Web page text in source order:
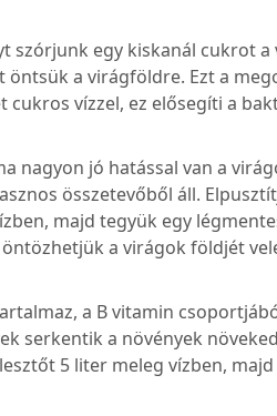
szórjunk egy kiskanál cukrot
öntsük a virágföldre. Ezt a
vízzel, ez elősegíti a
nagyon jó hatással van a
összetevőből áll.
majd tegyük egy
a virágok földjét
a B vitamin
serkentik a növények
5 liter meleg vízben,